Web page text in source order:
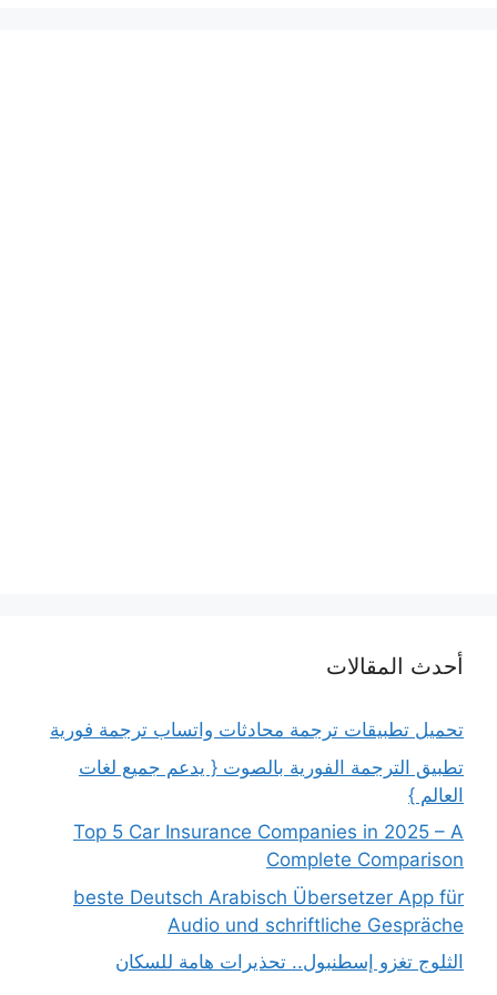
أحدث المقالات
تحميل تطبيقات ترجمة محادثات واتساب ترجمة فورية
تطبيق الترجمة الفورية بالصوت { يدعم جميع لغات
العالم }
Top 5 Car Insurance Companies in 2025 – A
Complete Comparison
beste Deutsch Arabisch Übersetzer App für
Audio und schriftliche Gespräche
الثلوج تغزو إسطنبول.. تحذيرات هامة للسكان